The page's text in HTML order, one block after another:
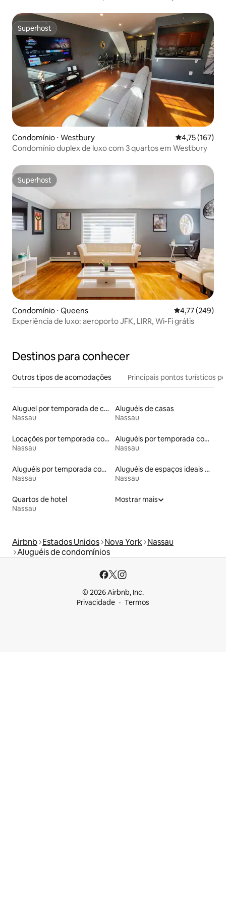
Superhost
Superhost
Condomínio ⋅ Westbury 4,75 de uma
4,75 (167)
Condomínio duplex de luxo com 3 quartos em Westbury
Superhost
Superhost
Condomínio ⋅ Queens 4,77 de uma
4,77 (249)
Experiência de luxo: aeroporto JFK, LIRR, Wi-Fi grátis
Destinos para conhecer
Outros tipos de acomodações Principais pontos turísticos
Aluguel por temporada de casas de hóspedes
Nassau
Aluguéis de casas
Nassau
Locações por temporada com piscina
Nassau
Aluguéis por temporada com suítes privativas
Nassau
Aluguéis por temporada com café da manhã
Nassau
Aluguéis de espaços ideais para famílias
Nassau
Quartos de hotel
Nassau
Mostrar mais
Airbnb Estados Unidos Nova York Nassau
Aluguéis de condomínios
© 2026 Airbnb, Inc.
Privacidade
Termos